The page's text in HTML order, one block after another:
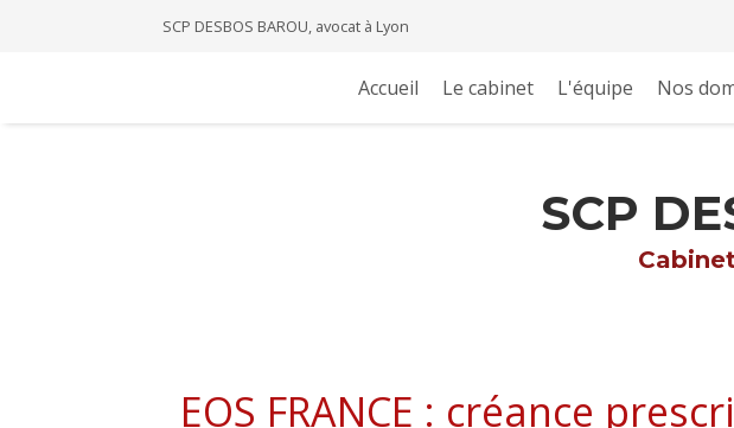
SCP DESBOS BAROU, avocat à Lyon
Accueil Le cabinet L'équipe Nos
SCP
EOS FRANCE : créance